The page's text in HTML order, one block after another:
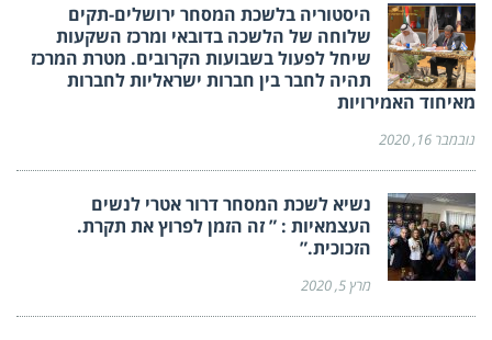
היסטוריה בלשכת המסחר ירושלים-תקים
שלוחה של הלשכה בדובאי ומרכז השקעות
שיחל לפעול בשבועות הקרובים. מטרת המרכז
תהיה לחבר בין חברות ישראליות לחברות
מאיחוד האמירויות
נובמבר 16, 2020
נשיא לשכת המסחר דרור אטרי לנשים
העצמאיות : ” זה הזמן לפרוץ את תקרת.
הזכוכית.”
מרץ 5, 2020